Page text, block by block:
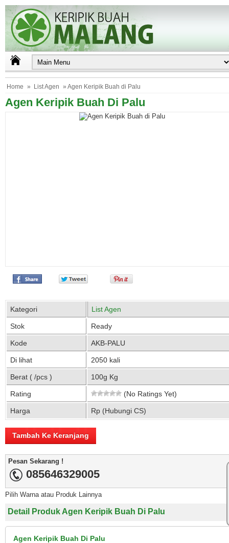
Home » List Agen » Agen Keripik Buah di Palu
Agen Keripik Buah Di Palu
Kategori List Agen
Stok Ready
Kode AKB-PALU
Di lihat 2050 kali
Berat ( /pcs ) 100g Kg
Rating (No Ratings Yet)
Harga Rp (Hubungi CS)
Pesan Sekarang !
085646329005
Pilih Warna atau Produk Lainnya
Detail Produk Agen Keripik Buah Di Palu
Agen Keripik Buah Di Palu